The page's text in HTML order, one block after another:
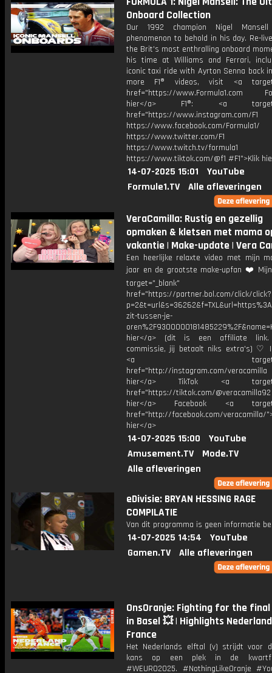
Onboard Collection
Our 1992 champion Nigel
phenomenon to behold in his day. Re-
the Brit's most enthralling onboard
his time at Williams and Ferrari,
iconic taxi ride with Ayrton Senna back
more F1® videos, visit <a
href="https://www.Formula1.com
hier</a> F1®: <a
href="https://www.instagram.com/F1
https://www.facebook.com/Formula1/
https://www.twitter.com/F1
https://www.twitch.tv/formula1
https://www.tiktok.com/@f1 #F1">Klik
14-07-2025 15:01
YouTube
Formule1.TV
Alle afleveringen
VeraCamilla: Rustig en gezellig
opmaken & kletsen met mama
vakantie | Make-update | Vera
Een heerlijke relaxte video met mijn
jaar en de grootste make-upfan ❤️
target="_blank"
href="https://partner.bol.com/click/click?
zit-tussen-je-
hier</a> (dit is een affiliate
commissie, jij betaalt niks extra's) ♡
<a
href="http://instagram.com/
hier</a> TikTok <a
href="https://tiktok.com/
hier</a> Facebook <a
href="http://facebook.com/veracamilla/
hier</a>
14-07-2025 15:00
YouTube
Amusement.TV
Mode.TV
Alle afleveringen
eDivisie: BRYAN HESSING RAGE
COMPILATIE
Van dit programma is geen informatie
14-07-2025 14:54
YouTube
Gamen.TV
Alle afleveringen
OnsOranje: Fighting for the final
in Basel 💥 | Highlights
France
Het Nederlands elftal (v) strijdt voor
kans op een plek in de
#WEURO2025. #NothingLikeOranje